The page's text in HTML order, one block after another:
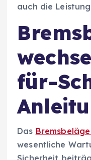
auch die
für-
Das
wesentliche